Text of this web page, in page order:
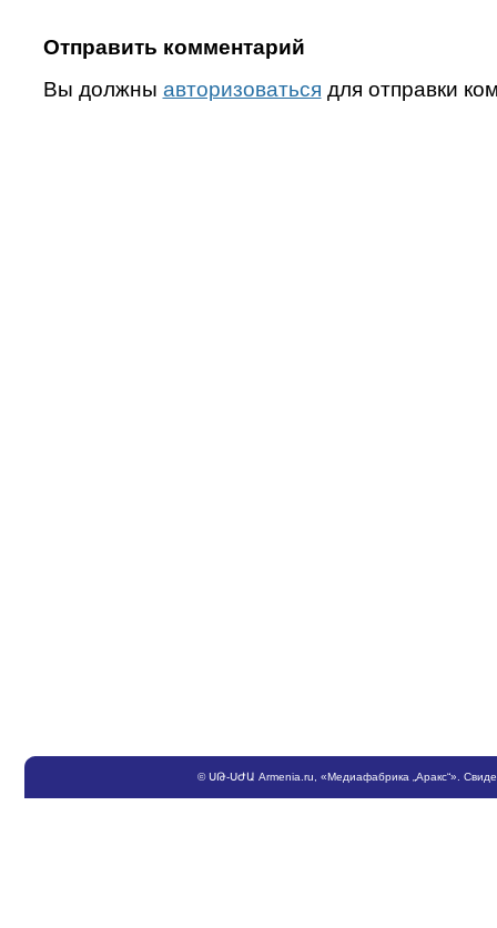
Отправить комментарий
Вы должны авторизоваться для отправки
©ՍԹ-ՍԺԱ Armenia.ru , «Медиафабрика „Аракс“».